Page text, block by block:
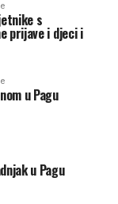
s
prijave i djeci i
u Pagu
u Pagu